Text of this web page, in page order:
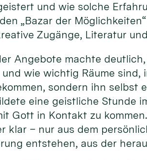
und wie solche
„Bazar der
Zugänge, Literatur
Angebote machte
wie wichtig Räume
sondern ihn selbst
eine geistliche Stunde
Gott in Kontakt zu
klar – nur aus dem
entstehen, aus der